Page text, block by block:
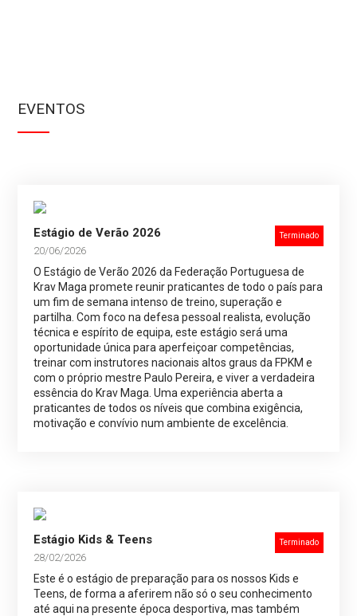
EVENTOS
Terminado
Estágio de Verão 2026
20/06/2026
O Estágio de Verão 2026 da Federação Portuguesa de
Krav Maga promete reunir praticantes de todo o país para
um fim de semana intenso de treino, superação e
partilha. Com foco na defesa pessoal realista, evolução
técnica e espírito de equipa, este estágio será uma
oportunidade única para aperfeiçoar competências,
treinar com instrutores nacionais altos graus da FPKM e
com o próprio mestre Paulo Pereira, e viver a verdadeira
essência do Krav Maga. Uma experiência aberta a
praticantes de todos os níveis que combina exigência,
motivação e convívio num ambiente de excelência.
Terminado
Estágio Kids & Teens
28/02/2026
Este é o estágio de preparação para os nossos Kids e
Teens, de forma a aferirem não só o seu conhecimento
até aqui na presente época desportiva, mas também